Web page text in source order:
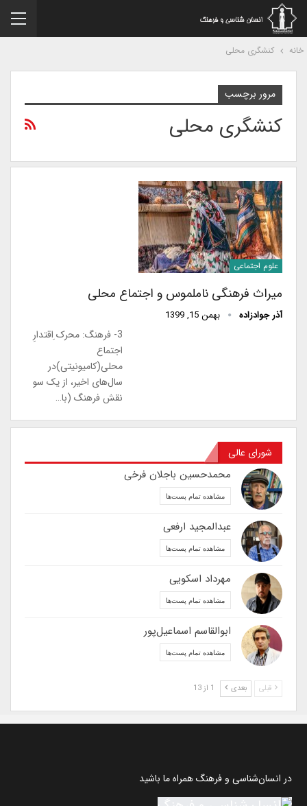
کنشگری محلی
مرور برچسب
کنشگری محلی
علوم اجتماعی
میراث فرهنگی ناملموس و اجتماع محلی
آذر جوادزاده بهمن 15, 1399
3- فرهنگ: محرک ِاقتدارِ
اجتماع
محلی(کامیونیتی)در
سال‌های اخیر، از یک سو
نقش فرهنگ (با…
شورای عالی
محمدحسین باجلان فرخی
مشاهده تمام پست‌ها
عبدالمجید ارفعی
مشاهده تمام پست‌ها
مهرداد اسکویی
مشاهده تمام پست‌ها
ابوالقاسم اسماعیل‌پور
مشاهده تمام پست‌ها
قبلی بعدی
در انسان‌شناسی و فرهنگ همراه ما باشید